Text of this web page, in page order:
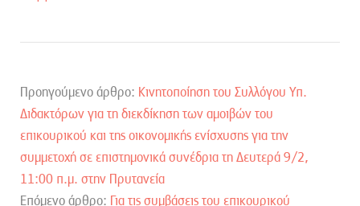
Προηγούμενο άρθρο: Κινητοποίηση του Συλλόγου Υπ.
Διδακτόρων για τη διεκδίκηση των αμοιβών του
επικουρικού και της οικονομικής ενίσχυσης για την
συμμετοχή σε επιστημονικά συνέδρια τη Δευτερά 9/2,
11:00 π.μ. στην Πρυτανεία
Επόμενο άρθρο: Για τις συμβάσεις του επικουρικού